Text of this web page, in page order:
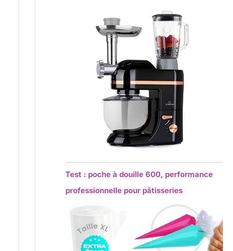
Test : poche à douille 600, performance
professionnelle pour pâtisseries